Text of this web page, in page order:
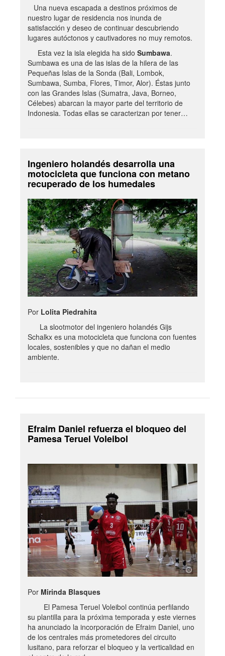
Una nueva escapada a destinos próximos de
nuestro lugar de residencia nos inunda de
satisfacción y deseo de continuar descubriendo
lugares autóctonos y cautivadores no muy remotos.
Esta vez la isla elegida ha sido Sumbawa.
Sumbawa es una de las islas de la hilera de las
Pequeñas Islas de la Sonda (Bali, Lombok,
Sumbawa, Sumba, Flores, Timor, Alor). Éstas junto
con las Grandes Islas (Sumatra, Java, Borneo,
Célebes) abarcan la mayor parte del territorio de
Indonesia. Todas ellas se caracterizan por tener…
Ingeniero holandés desarrolla una
motocicleta que funciona con metano
recuperado de los humedales
Por Lolita Piedrahita
La slootmotor del ingeniero holandés Gijs
Schalkx es una motocicleta que funciona con fuentes
locales, sostenibles y que no dañan el medio
ambiente.
Efraim Daniel refuerza el bloqueo del
Pamesa Teruel Voleibol
Por Mirinda Blasques
El Pamesa Teruel Voleibol continúa perfilando
su plantilla para la próxima temporada y este viernes
ha anunciado la incorporación de Efraim Daniel, uno
de los centrales más prometedores del circuito
lusitano, para reforzar el bloqueo y la verticalidad en